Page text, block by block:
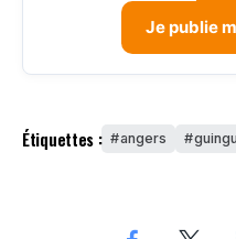
Je publie
Étiquettes : angers